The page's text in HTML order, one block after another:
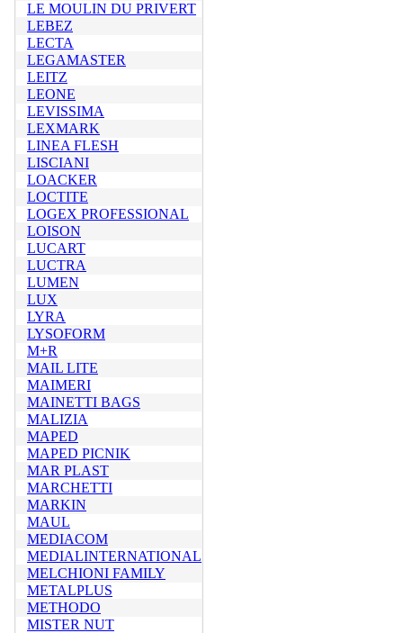
LE MOULIN DU PRIVERT
LEBEZ
LECTA
LEGAMASTER
LEITZ
LEONE
LEVISSIMA
LEXMARK
LINEA FLESH
LISCIANI
LOACKER
LOCTITE
LOGEX PROFESSIONAL
LOISON
LUCART
LUCTRA
LUMEN
LUX
LYRA
LYSOFORM
M+R
MAIL LITE
MAIMERI
MAINETTI BAGS
MALIZIA
MAPED
MAPED PICNIK
MAR PLAST
MARCHETTI
MARKIN
MAUL
MEDIACOM
MEDIALINTERNATIONAL
MELCHIONI FAMILY
METALPLUS
METHODO
MISTER NUT